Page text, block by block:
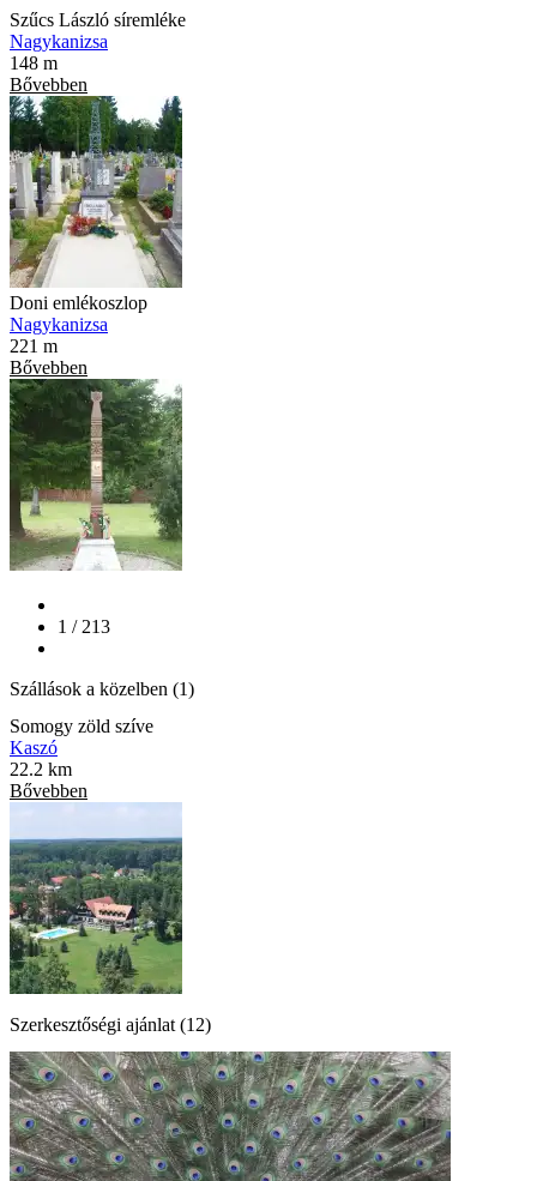
Szűcs László síremléke
Nagykanizsa
148 m
Bővebben
Doni emlékoszlop
Nagykanizsa
221 m
Bővebben
1 / 213
Szállások a közelben (1)
Somogy zöld szíve
Kaszó
22.2 km
Bővebben
Szerkesztőségi ajánlat (12)